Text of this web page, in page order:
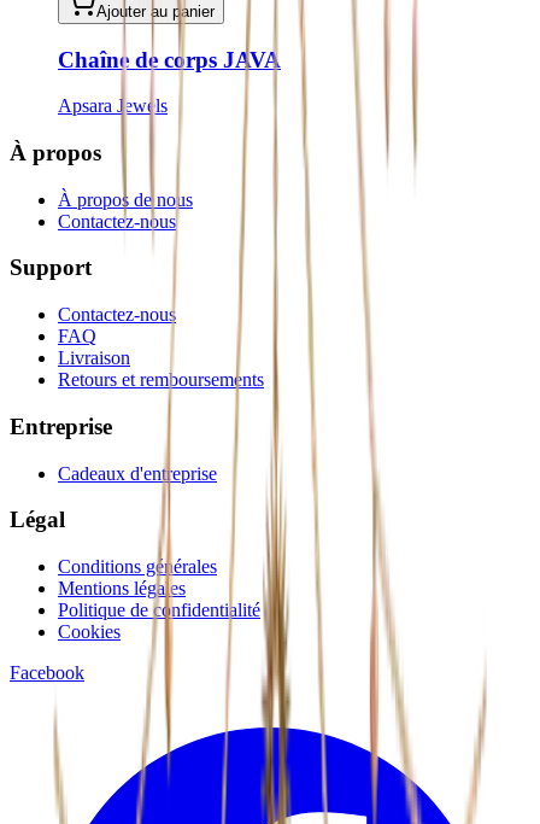
Ajouter au panier
Chaîne de corps JAVA
Apsara Jewels
À propos
À propos de nous
Contactez-nous
Support
Contactez-nous
FAQ
Livraison
Retours et remboursements
Entreprise
Cadeaux d'entreprise
Légal
Conditions générales
Mentions légales
Politique de confidentialité
Cookies
Facebook